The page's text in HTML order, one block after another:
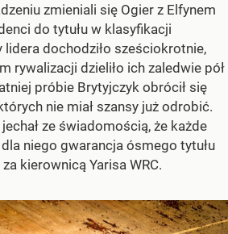
zmieniali się Ogier z Elfynem
do tytułu w klasyfikacji
lidera dochodziło sześciokrotnie,
rywalizacji dzieliło ich zaledwie pół
próbie Brytyjczyk obrócił się
nie miał szansy już odrobić.
ze świadomością, że każde
niego gwarancja ósmego tytułu
kierownicą Yarisa WRC.